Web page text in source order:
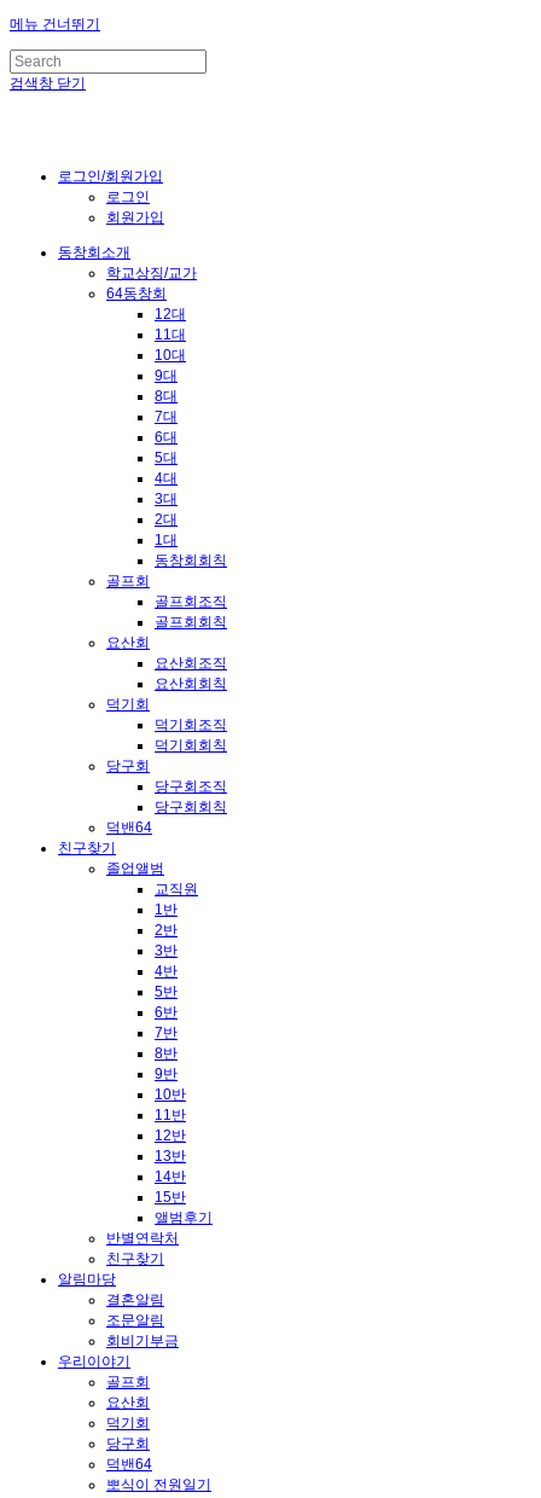
메뉴 건너뛰기
검색창 닫기
로그인/회원가입
로그인
회원가입
동창회소개
학교상징/교가
64동창회
12대
11대
10대
9대
8대
7대
6대
5대
4대
3대
2대
1대
동창회회칙
골프회
골프회조직
골프회회칙
요산회
요산회조직
요산회회칙
덕기회
덕기회조직
덕기회회칙
당구회
당구회조직
당구회회칙
덕밴64
친구찾기
졸업앨범
교직원
1반
2반
3반
4반
5반
6반
7반
8반
9반
10반
11반
12반
13반
14반
15반
앨범후기
반별연락처
친구찾기
알림마당
결혼알림
조문알림
회비기부금
우리이야기
골프회
요산회
덕기회
당구회
덕밴64
뽀식이 전원일기